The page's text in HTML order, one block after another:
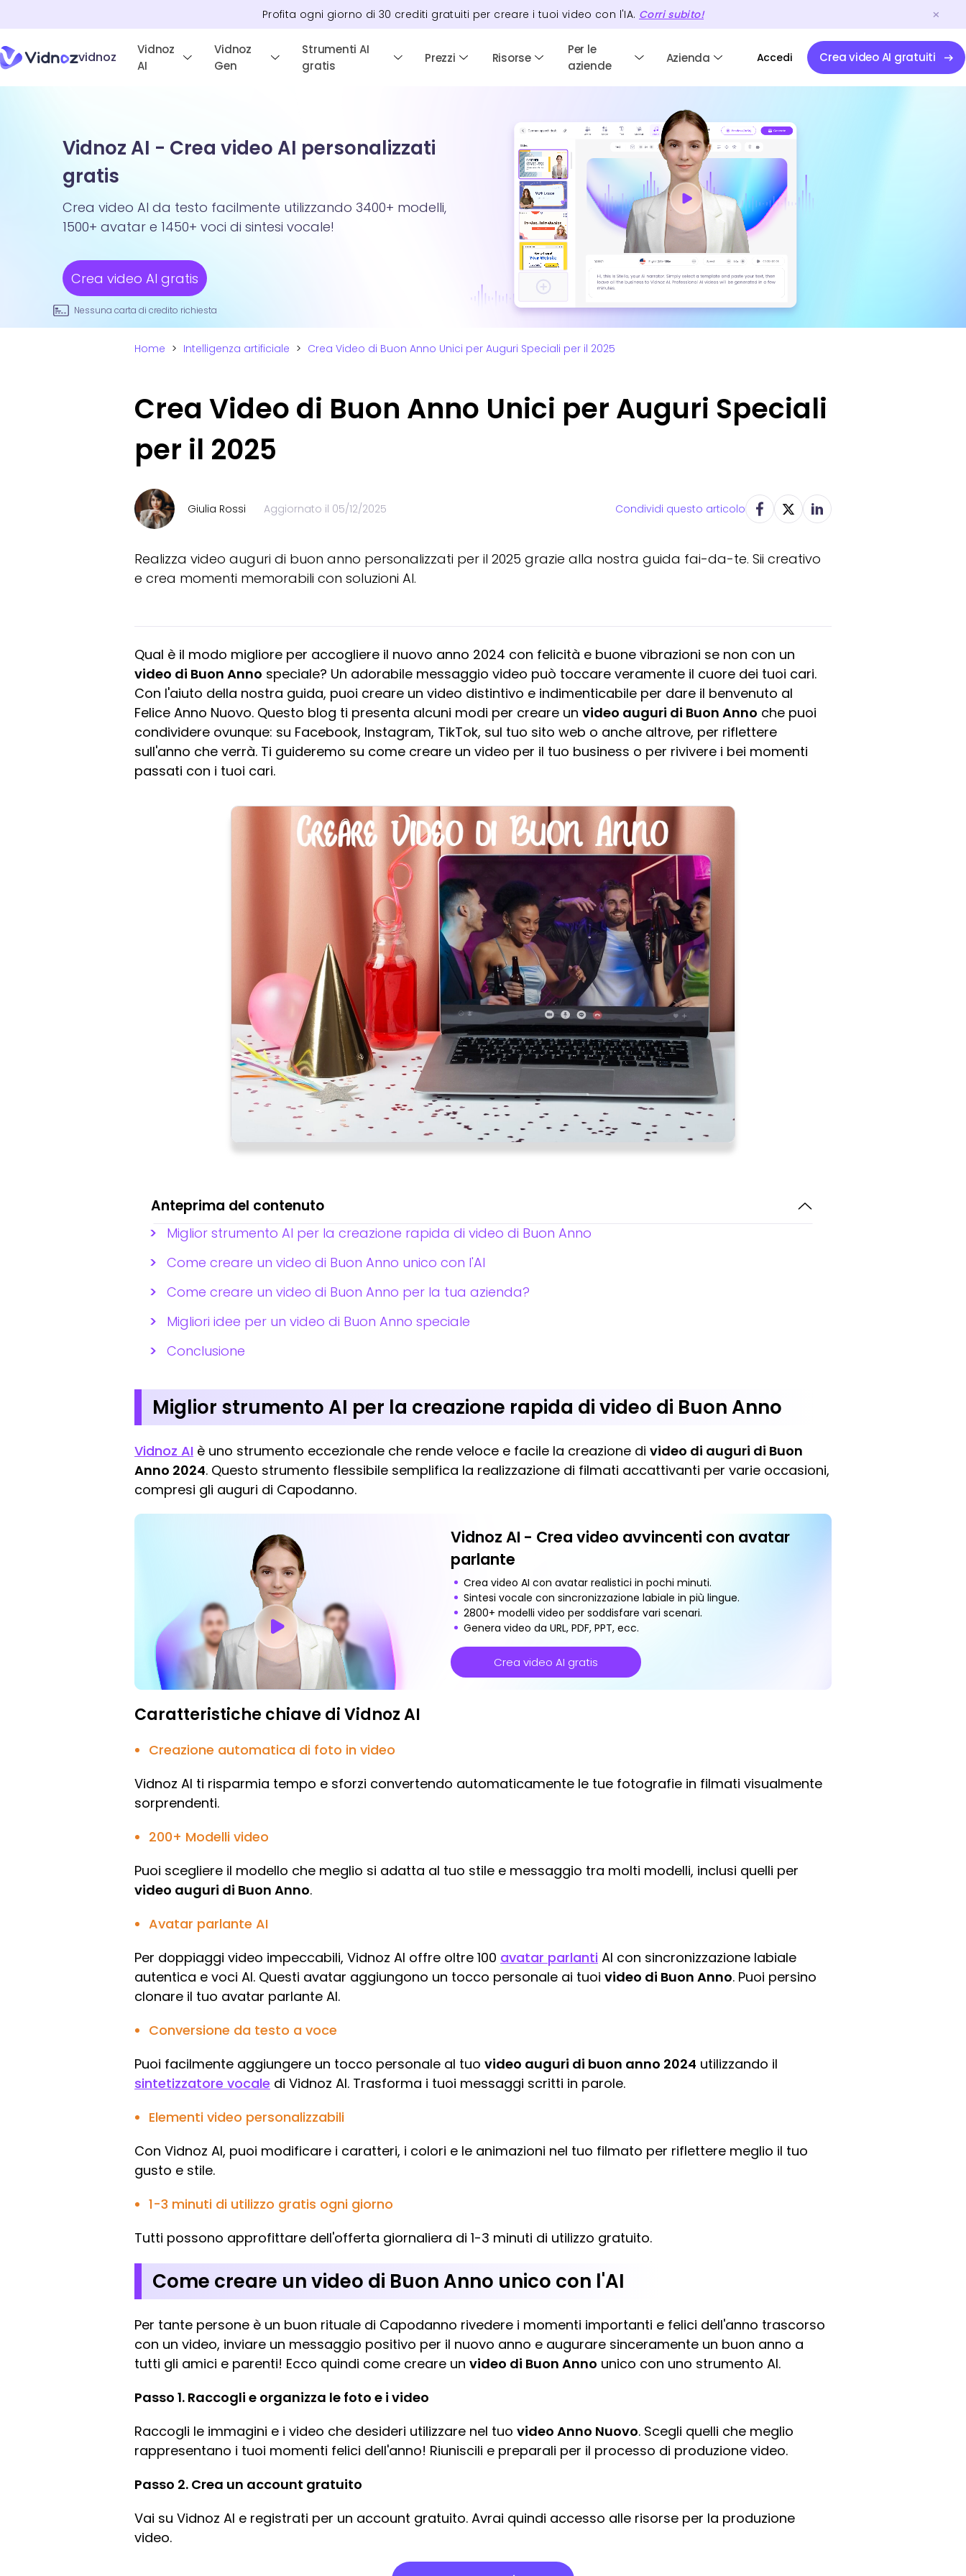
Profita ogni giorno di 30 crediti gratuiti per creare i tuoi video con l'IA. Corri subito!
vidnoz
Vidnoz
AI
Vidnoz
Gen
Strumenti AI
gratis
Prezzi Risorse
Per le
aziende
Azienda Accedi Crea video AI gratuiti
Vidnoz AI - Crea video AI personalizzati
gratis
Crea video AI da testo facilmente utilizzando 3400+ modelli,
1500+ avatar e 1450+ voci di sintesi vocale!
Crea video AI gratis
Nessuna carta di credito richiesta
Home > Intelligenza artificiale > Crea Video di Buon Anno Unici per Auguri Speciali per il 2025
Crea Video di Buon Anno Unici per Auguri Speciali
per il 2025
Giulia Rossi Aggiornato il 05/12/2025 Condividi questo articolo
Realizza video auguri di buon anno personalizzati per il 2025 grazie alla nostra guida fai-da-te. Sii creativo
e crea momenti memorabili con soluzioni AI.
Qual è il modo migliore per accogliere il nuovo anno 2024 con felicità e buone vibrazioni se non con un
video di Buon Anno speciale? Un adorabile messaggio video può toccare veramente il cuore dei tuoi cari.
Con l'aiuto della nostra guida, puoi creare un video distintivo e indimenticabile per dare il benvenuto al
Felice Anno Nuovo. Questo blog ti presenta alcuni modi per creare un video auguri di Buon Anno che puoi
condividere ovunque: su Facebook, Instagram, TikTok, sul tuo sito web o anche altrove, per riflettere
sull'anno che verrà. Ti guideremo su come creare un video per il tuo business o per rivivere i bei momenti
passati con i tuoi cari.
Anteprima del contenuto
Miglior strumento AI per la creazione rapida di video di Buon Anno
Come creare un video di Buon Anno unico con l'AI
Come creare un video di Buon Anno per la tua azienda?
Migliori idee per un video di Buon Anno speciale
Conclusione
Miglior strumento AI per la creazione rapida di video di Buon Anno
Vidnoz AI è uno strumento eccezionale che rende veloce e facile la creazione di video di auguri di Buon
Anno 2024. Questo strumento flessibile semplifica la realizzazione di filmati accattivanti per varie occasioni,
compresi gli auguri di Capodanno.
Vidnoz AI - Crea video avvincenti con avatar
parlante
Crea video AI con avatar realistici in pochi minuti.
Sintesi vocale con sincronizzazione labiale in più lingue.
2800+ modelli video per soddisfare vari scenari.
Genera video da URL, PDF, PPT, ecc.
Crea video AI gratis
Caratteristiche chiave di Vidnoz AI
Creazione automatica di foto in video
Vidnoz AI ti risparmia tempo e sforzi convertendo automaticamente le tue fotografie in filmati visualmente
sorprendenti.
200+ Modelli video
Puoi scegliere il modello che meglio si adatta al tuo stile e messaggio tra molti modelli, inclusi quelli per
video auguri di Buon Anno.
Avatar parlante AI
Per doppiaggi video impeccabili, Vidnoz AI offre oltre 100 avatar parlanti AI con sincronizzazione labiale
autentica e voci AI. Questi avatar aggiungono un tocco personale ai tuoi video di Buon Anno. Puoi persino
clonare il tuo avatar parlante AI.
Conversione da testo a voce
Puoi facilmente aggiungere un tocco personale al tuo video auguri di buon anno 2024 utilizzando il
sintetizzatore vocale di Vidnoz AI. Trasforma i tuoi messaggi scritti in parole.
Elementi video personalizzabili
Con Vidnoz AI, puoi modificare i caratteri, i colori e le animazioni nel tuo filmato per riflettere meglio il tuo
gusto e stile.
1-3 minuti di utilizzo gratis ogni giorno
Tutti possono approfittare dell'offerta giornaliera di 1-3 minuti di utilizzo gratuito.
Come creare un video di Buon Anno unico con l'AI
Per tante persone è un buon rituale di Capodanno rivedere i momenti importanti e felici dell'anno trascorso
con un video, inviare un messaggio positivo per il nuovo anno e augurare sinceramente un buon anno a
tutti gli amici e parenti! Ecco quindi come creare un video di Buon Anno unico con uno strumento AI.
Passo 1. Raccogli e organizza le foto e i video
Raccogli le immagini e i video che desideri utilizzare nel tuo video Anno Nuovo. Scegli quelli che meglio
rappresentano i tuoi momenti felici dell'anno! Riuniscili e preparali per il processo di produzione video.
Passo 2. Crea un account gratuito
Vai su Vidnoz AI e registrati per un account gratuito. Avrai quindi accesso alle risorse per la produzione
video.